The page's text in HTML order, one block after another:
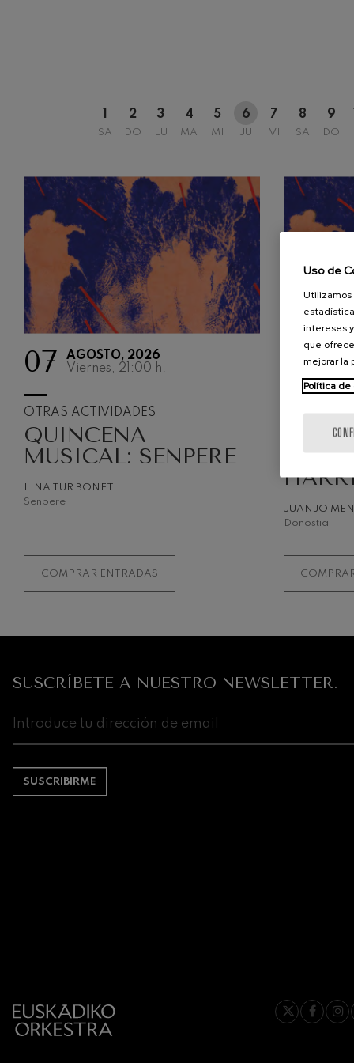
SA
2
DO
3
LU
4
MA
5
MI
6
JU
7
VI
8
SA
9
DO
07
AGOSTO, 2026
Viernes, 21:00 h.
OTRAS ACTIVIDADES
QUINCENA
MUSICAL: SENPERE
LINA TUR BONET
Senpere
COMPRAR ENTRADAS
12
OTRAS
JUANJO
Donostia
SUSCRÍBETE A NUESTRO NEWSLETTER.
SUSCRIBIRME
Uso de
Utilizamos
intereses
que
mejorar la
Política de